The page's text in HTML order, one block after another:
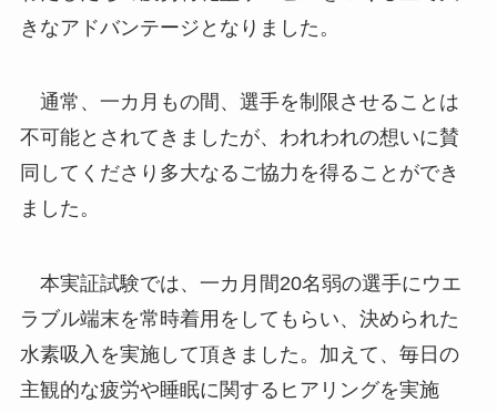
きなアドバンテージとなりました。
通常、一カ月もの間、選手を制限させることは
不可能とされてきましたが、われわれの想いに賛
同してくださり多大なるご協力を得ることができ
ました。
本実証試験では、一カ月間20名弱の選手にウエ
ラブル端末を常時着用をしてもらい、決められた
水素吸入を実施して頂きました。加えて、毎日の
主観的な疲労や睡眠に関するヒアリングを実施